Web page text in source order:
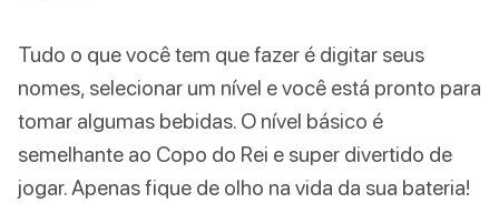
Tudo o que você tem que fazer é digitar seus
nomes, selecionar um nível e você está pronto para
tomar algumas bebidas. O nível básico é
semelhante ao Copo do Rei e super divertido de
jogar. Apenas fique de olho na vida da sua bateria!